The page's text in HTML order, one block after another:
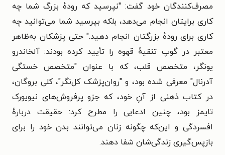
مصرف‌کنندگان خود گفت: "نپرسید که رودهٔ بزرگ شما چه
کاری برایتان انجام می‌دهد، بلکه بپرسید شما می‌توانید چه
کاری برای رودهٔ بزرگتان انجام دهید." حتی پزشکان به‌ظاهر
معتبر در گوپ تنقیهٔ قهوه را تأیید کرده بودند: آلخاندرو
یونگر، متخصص قلب، که با عنوان "متخصص خستگی
آدرنال" معرفی شده بود، و "روان‌پزشک کل‌نگر"، کلی بروگان،
در کتاب ذهنی از آنِ خود، که جزو پرفروش‌های نیویورک
تایمز بود، چنین ادعایی را مطرح کرد: حقیقت دربارهٔ
افسردگی و این‌که چگونه زنان می‌توانند بدن خود را برای
بازپس‌گیری زندگی‌شان شفا دهند.